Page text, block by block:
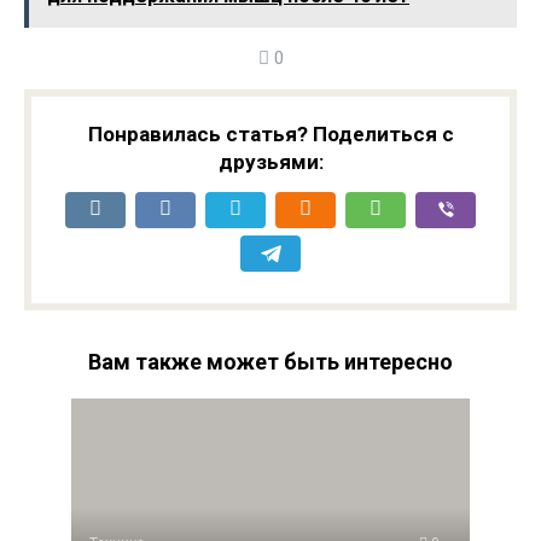
0
Понравилась статья? Поделиться с
друзьями:
Вам также может быть интересно